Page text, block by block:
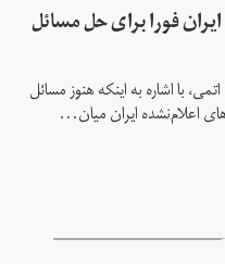
فورا برای حل مسائل
با اشاره به اینکه هنوز مسائل
اعلام‌نشده ایران میان...